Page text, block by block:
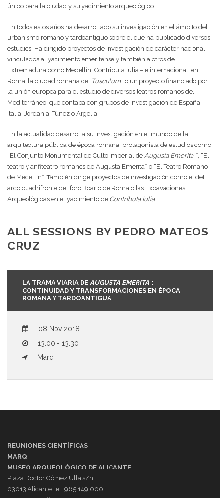
único para la ciudad y su yacimiento arqueológico.
En todos estos años ha desarrollado su investigación en el ámbito del
urbanismo romano y tardoantiguo sobre el que ha publicado diversos
estudios. Ha dirigido proyectos de investigación de carácter nacional -
vinculados al yacimiento emeritense y también a otros de
Extremadura como Medellín, Contributa Iulia – e internacional en
Roma, la ciudad romana de Tusculum o un proyecto financiado por
la unión europea para el estudio de diversos teatros romanos del
Mediterráneo, que contaba con grupos de investigación de España,
Italia, Jordania, Túnez o Argelia.
En la actualidad desarrolla su investigación en el mundo de la
arquitectura pública de época romana, protagonista de estudios como
“El Conjunto Monumental de Culto Imperial de Augusta Emerita ”, “El
teatro y anfiteatro romanos de Augusta Emerita” o “El Teatro Romano
de Medellín”. También dirige proyectos de investigación como el del
arco cuadrifronte del foro Boario de Roma o las Excavaciones
Arqueológicas en el yacimiento de Contributa Iulia
ALL SESSIONS BY PEDRO MATEOS
CRUZ
LA TRAMA VIARIA DE AUGUSTA EMERITA :
CONTINUIDAD Y TRANSFORMACIONES EN ÉPOCA
ROMANA Y TARDOANTIGUA
08 Nov 2018
13:00 - 13:30
Marq
REUNIONES CIENTÍFICAS
MARQ
MUSEO ARQUEOLÓGICO DE ALICANTE
Plaza Doctor Gómez Ulla s/n
03013 Alicante Tel. 965 149 000